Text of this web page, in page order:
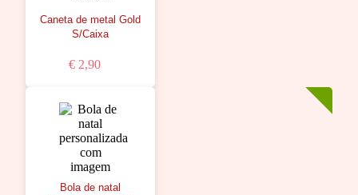
Caneta de metal Gold
S/Caixa
€ 2,90
Bola de natal